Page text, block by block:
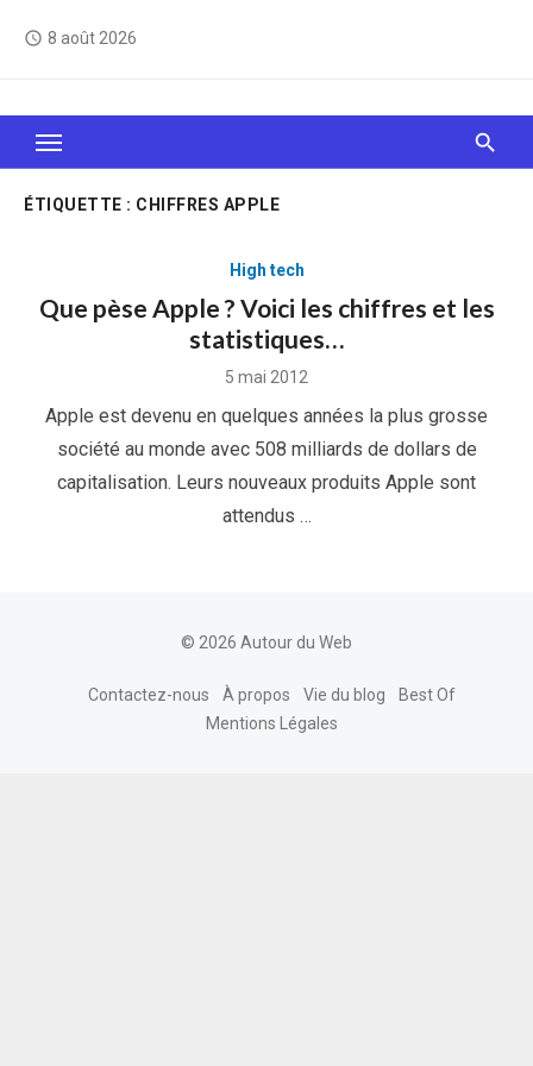
access_time 8 août 2026
Le Web, c'est comme une boîte de chocolats… On
sait jamais sur quoi on va tomber !
ÉTIQUETTE : CHIFFRES APPLE
High tech
Que pèse Apple ? Voici les chiffres et les
statistiques…
Posted
5 mai 2012
Apple est devenu en quelques années la plus grosse
société au monde avec 508 milliards de dollars de
capitalisation. Leurs nouveaux produits Apple sont
attendus …
© 2026 Autour du Web
Contactez-nous À propos Vie du blog
Best Of
Mentions Légales